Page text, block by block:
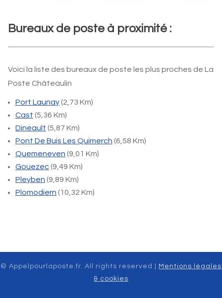
Bureaux de poste à proximité :
Voici la liste des bureaux de poste les plus proches de La
Poste Châteaulin
Port Launay(2,73 Km)
Cast (5,36 Km)
Dineault (5,87 Km)
Pont De Buis Les Quimerch (6,58 Km)
Quemeneven (9,01 Km)
Gouezec(9,49 Km)
Pleyben (9,89 Km)
Plomodiern (10,32 Km)
© Appelpourlaposte.fr. All rights reserved |
Mentions légales
& cookies